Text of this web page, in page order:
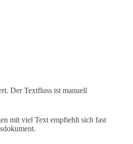
Der Textfluss ist manuell
mit viel Text empfiehlt sich fast